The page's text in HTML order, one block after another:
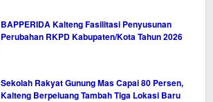
BAPPERIDA Kalteng Fasilitasi Penyusunan
Perubahan RKPD Kabupaten/Kota Tahun 2026
Sekolah Rakyat Gunung Mas Capai 80 Persen,
Kalteng Berpeluang Tambah Tiga Lokasi Baru